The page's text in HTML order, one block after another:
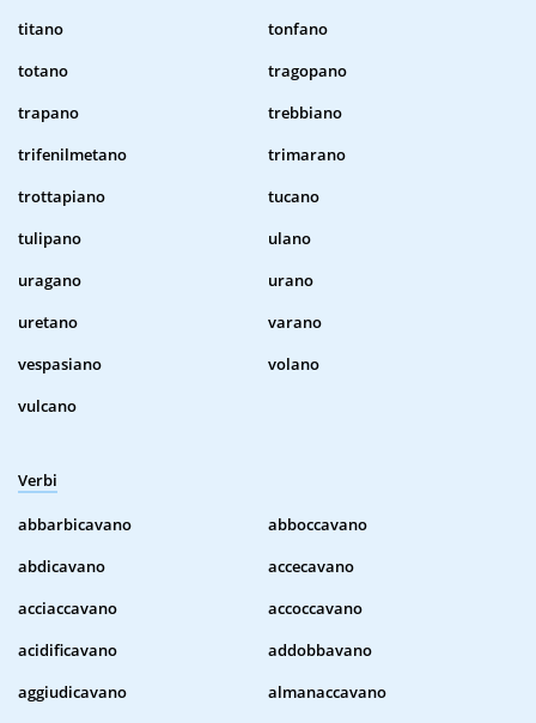
titano
tonfano
totano
tragopano
trapano
trebbiano
trifenilmetano
trimarano
trottapiano
tucano
tulipano
ulano
uragano
urano
uretano
varano
vespasiano
volano
vulcano
Verbi
abbarbicavano
abboccavano
abdicavano
accecavano
acciaccavano
accoccavano
acidificavano
addobbavano
aggiudicavano
almanaccavano